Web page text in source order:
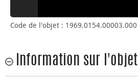
Code de l'objet : 1969.0154.00003.000
Information sur l'objet